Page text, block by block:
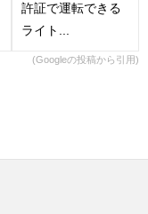
許証で運転できる
ライト...
(Googleの投稿から引用)